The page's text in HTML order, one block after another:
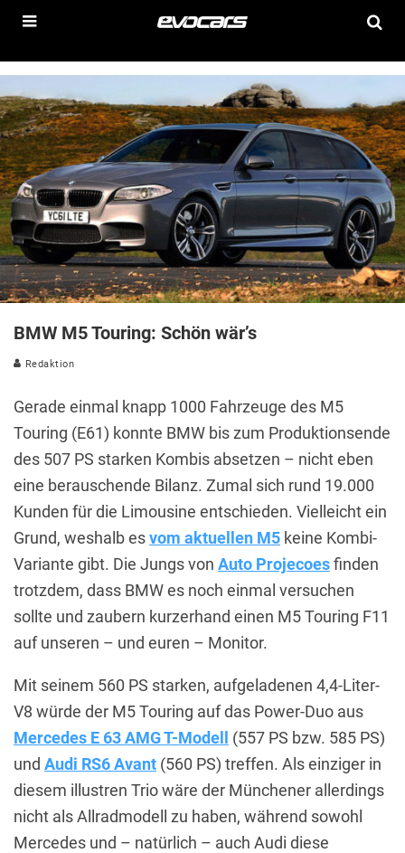
BMW M5 Touring: Schön wär’s
Redaktion
Gerade einmal knapp 1000 Fahrzeuge des M5
Touring (E61) konnte BMW bis zum Produktionsende
des 507 PS starken Kombis absetzen – nicht eben
eine berauschende Bilanz. Zumal sich rund 19.000
Kunden für die Limousine entschieden. Vielleicht ein
Grund, weshalb esvom aktuellen M5 keine Kombi-
Variante gibt. Die Jungs von Auto Projecoesfinden
trotzdem, dass BMW es noch einmal versuchen
sollte und zaubern kurzerhand einen M5 Touring F11
auf unseren – und euren – Monitor.
Mit seinem 560 PS starken, aufgeladenen 4,4-Liter-
V8 würde der M5 Touring auf das Power-Duo aus
Mercedes E 63 AMG T-Modell (557 PS bzw. 585 PS)
und Audi RS6 Avant (560 PS) treffen. Als einziger in
diesem illustren Trio wäre der Münchener allerdings
nicht als Allradmodell zu haben, während sowohl
Mercedes und – natürlich – auch Audi diese